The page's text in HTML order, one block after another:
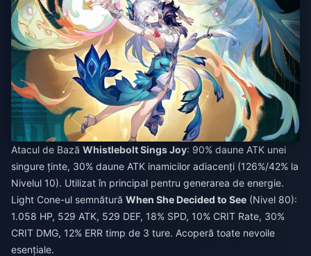
Atacul de Bază Whistlebolt Sings Joy: 90% daune ATK unei
singure ținte, 30% daune ATK inamicilor adiacenți (126%/42% la
Nivelul 10). Utilizat în principal pentru generarea de energie.
Light Cone-ul semnătură When She Decided to See (Nivel 80):
1.058 HP, 529 ATK, 529 DEF, 18% SPD, 10% CRIT Rate, 30%
CRIT DMG, 12% ERR timp de 3 ture. Acoperă toate nevoile
esențiale.